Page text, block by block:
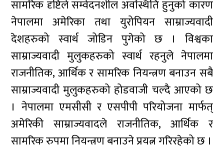
सामरिक दृष्टिले सम्वेदनशील अवस्थिति हुनुको कारण
नेपालमा अमेरिका तथा युरोपियन साम्राज्यवादी
देशहरुको स्वार्थ जोडिन पुगेको छ । विश्वका
साम्राज्यवादी मुलुकहरुको स्वार्थ रहनुले नेपालमा
राजनीतिक, आर्थिक र सामरिक नियन्त्रण बनाउन सबै
साम्राज्यवादी मुलुकहरुको होडवाजी चल्दै आएको छ
। नेपालमा एमसीसी र एसपीपी परियोजना मार्फत्
अमेरिकी साम्राज्यवादले राजनीतिक, आर्थिक र
सामरिक रुपमा नियन्त्रण बनाउने प्रयत्न गरिरहेको छ ।